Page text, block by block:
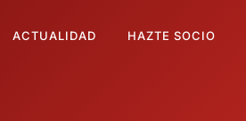
ACTUALIDAD HAZTE SOCIO